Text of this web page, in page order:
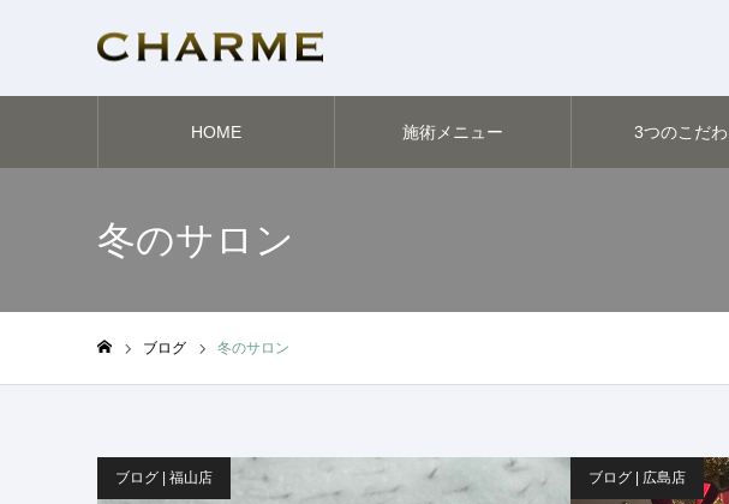
HOME 施術メニュー 3つのこだわ
冬のサロン
ブログ 冬のサロン
ブログ | 福山店 ブログ | 広島店